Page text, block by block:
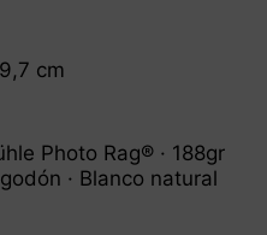
cm
Photo Rag® · 188gr
· Blanco natural